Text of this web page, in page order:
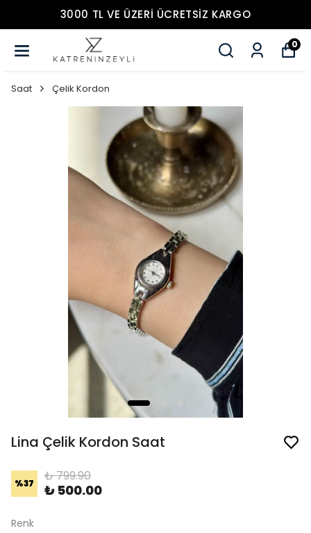
3000 TL VE ÜZERİ ÜCRETSİZ KARGO
0
Saat Çelik Kordon
Lina Çelik Kordon Saat
%37 ₺ 799.90
₺ 500.00
Renk